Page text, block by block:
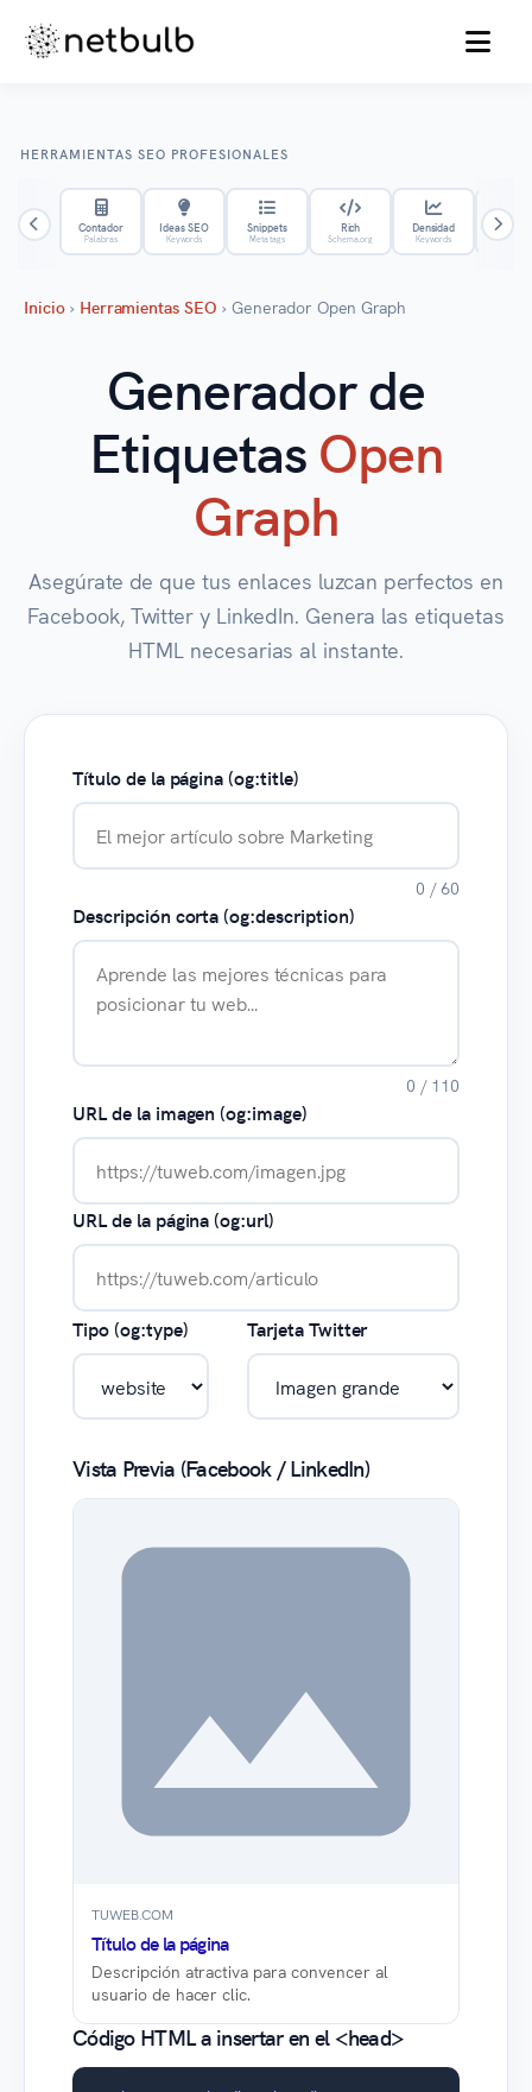
MENU
HERRAMIENTAS SEO PROFESIONALES
Contador
Palabras
Ideas SEO
Keywords
Snippets
Meta tags
Rich
Schema.org
Densidad
Keywords Internac.
Inicio› Herramientas SEO › Generador Open Graph
Generador de
EtiquetasOpen
Graph
Asegúrate de que tus enlaces luzcan perfectos en
Facebook, Twitter y LinkedIn. Genera las etiquetas
HTML necesarias al instante.
Título de la página (og:title)
0 / 60
Descripción corta (og:description)
0 / 110
URL de la imagen (og:image)
URL de la página (og:url)
Tipo (og:type) Tarjeta Twitter
Vista Previa (Facebook / LinkedIn)
TUWEB.COM
Título de la página
Descripción atractiva para convencer al
usuario de hacer clic.
Código HTML a insertar en el <head>